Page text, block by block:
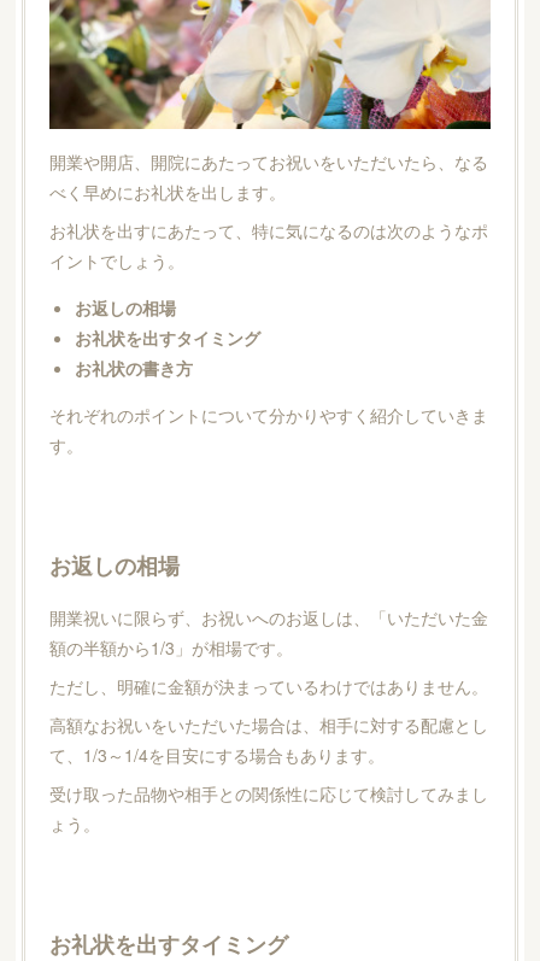
開業や開店、開院にあたってお祝いをいただいたら、なる
べく早めにお礼状を出します。
お礼状を出すにあたって、特に気になるのは次のようなポ
イントでしょう。
お返しの相場
お礼状を出すタイミング
お礼状の書き方
それぞれのポイントについて分かりやすく紹介していきま
す。
お返しの相場
開業祝いに限らず、お祝いへのお返しは、「いただいた金
額の半額から1/3」が相場です。
ただし、明確に金額が決まっているわけではありません。
高額なお祝いをいただいた場合は、相手に対する配慮とし
て、1/3～1/4を目安にする場合もあります。
受け取った品物や相手との関係性に応じて検討してみまし
ょう。
お礼状を出すタイミング